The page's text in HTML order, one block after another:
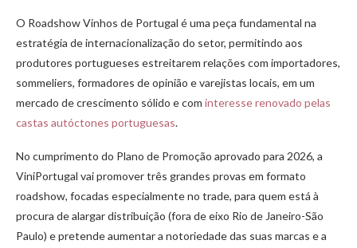
O Roadshow Vinhos de Portugal é uma peça fundamental na
estratégia de internacionalização do setor, permitindo aos
produtores portugueses estreitarem relações com importadores,
sommeliers, formadores de opinião e varejistas locais, em um
mercado de crescimento sólido e com interesse renovado pelas
castas autóctones portuguesas.
No cumprimento do Plano de Promoção aprovado para 2026, a
ViniPortugal vai promover três grandes provas em formato
roadshow, focadas especialmente no trade, para quem está à
procura de alargar distribuição (fora de eixo Rio de Janeiro-São
Paulo) e pretende aumentar a notoriedade das suas marcas e a